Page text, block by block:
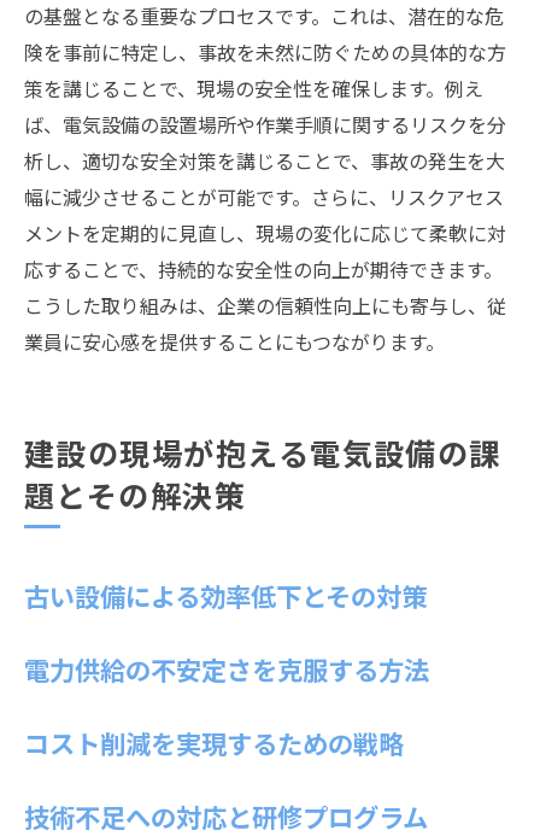
の基盤となる重要なプロセスです。これは、潜在的な危
険を事前に特定し、事故を未然に防ぐための具体的な方
策を講じることで、現場の安全性を確保します。例え
ば、電気設備の設置場所や作業手順に関するリスクを分
析し、適切な安全対策を講じることで、事故の発生を大
幅に減少させることが可能です。さらに、リスクアセス
メントを定期的に見直し、現場の変化に応じて柔軟に対
応することで、持続的な安全性の向上が期待できます。
こうした取り組みは、企業の信頼性向上にも寄与し、従
業員に安心感を提供することにもつながります。
建設の現場が抱える電気設備の課
題とその解決策
古い設備による効率低下とその対策
電力供給の不安定さを克服する方法
コスト削減を実現するための戦略
技術不足への対応と研修プログラム